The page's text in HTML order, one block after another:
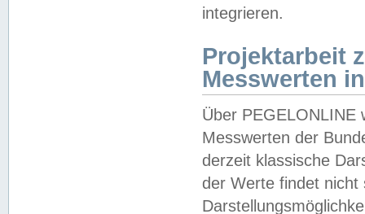
integrieren.
Projektarbeit
Messwerten
Über PEGELONLINE
Messwerten der
derzeit klassische
der Werte findet